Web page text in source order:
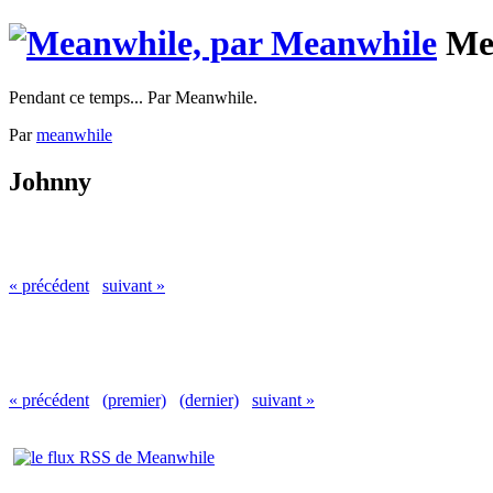
Pendant ce temps... Par Meanwhile.
Parmeanwhile
Johnny
« précédent suivant »
« précédent (premier) (dernier) suivant »